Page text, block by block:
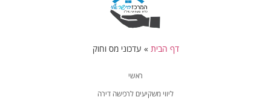
ראשי
ליווי משקיעים לרכישה דירה
דף הבית » עדכוני מס וחוק